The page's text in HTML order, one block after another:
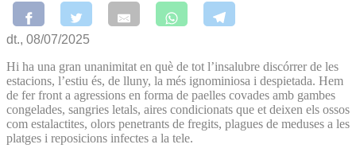
dt., 08/07/2025
Hi ha una gran unanimitat en què de tot l’insalubre discórrer de les
estacions, l’estiu és, de lluny, la més ignominiosa i despietada. Hem
de fer front a agressions en forma de paelles covades amb gambes
congelades, sangries letals, aires condicionats que et deixen els ossos
com estalactites, olors penetrants de fregits, plagues de meduses a les
platges i reposicions infectes a la tele.